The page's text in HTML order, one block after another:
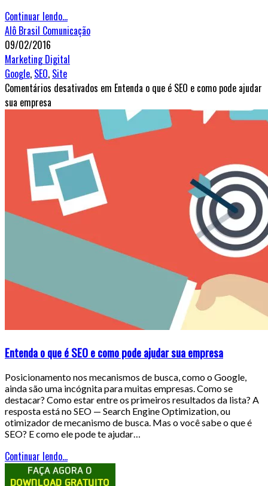
Continuar lendo...
Alô Brasil Comunicação
09/02/2016
Marketing Digital
Google, SEO, Site
Comentários desativados em Entenda o que é SEO e como pode ajudar
sua empresa
Entenda o que é SEO e como pode ajudar sua empresa
Posicionamento nos mecanismos de busca, como o Google,
ainda são uma incógnita para muitas empresas. Como se
destacar? Como estar entre os primeiros resultados da lista? A
resposta está no SEO — Search Engine Optimization, ou
otimizador de mecanismo de busca. Mas o você sabe o que é
SEO? E como ele pode te ajudar…
Continuar lendo...